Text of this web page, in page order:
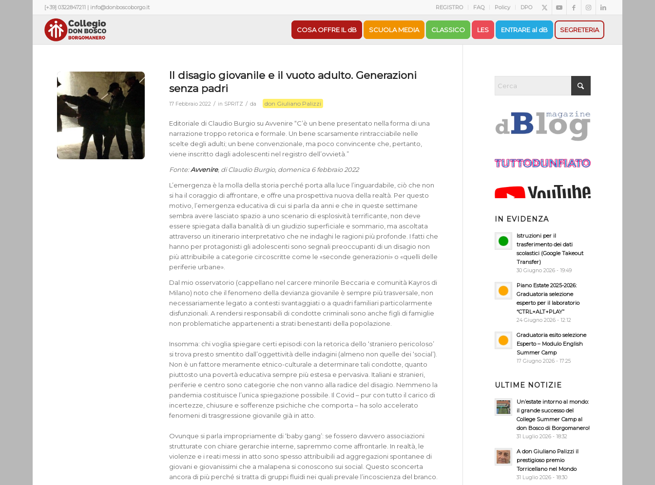
REGISTRO FAQ Policy DPO
[+39] 0322847211 | info@donboscoborgo.it
COSA OFFRE IL dB SCUOLA MEDIA CLASSICO LES ENTRARE al dB SEGRETERIA
Il disagio giovanile e il vuoto adulto. Generazioni
senza padri
17 Febbraio 2022 / in SPRITZ / da don Giuliano Palizzi
Editoriale di Claudio Burgio su Avvenire “C’è un bene presentato nella forma di una
narrazione troppo retorica e formale. Un bene scarsamente rintracciabile nelle
scelte degli adulti; un bene convenzionale, ma poco convincente che, pertanto,
viene inscritto dagli adolescenti nel registro dell’ovvietà.”
Fonte:Avvenire, di Claudio Burgio, domenica 6 febbraio 2022
L’emergenza è la molla della storia perché porta alla luce l’inguardabile, ciò che non
si ha il coraggio di affrontare, e offre una prospettiva nuova della realtà. Per questo
motivo, l’emergenza educativa di cui si parla da anni e che in queste settimane
sembra avere lasciato spazio a uno scenario di esplosività terrificante, non deve
essere spiegata dalla banalità di un giudizio superficiale e sommario, ma ascoltata
attraverso un itinerario interpretativo che ne indaghi le ragioni più profonde. I fatti che
hanno per protagonisti gli adolescenti sono segnali preoccupanti di un disagio non
più attribuibile a categorie circoscritte come le «seconde generazioni» o «quelli delle
periferie urbane».
Dal mio osservatorio (cappellano nel carcere minorile Beccaria e comunità Kayros di
Milano) noto che il fenomeno della devianza giovanile è sempre più trasversale, non
necessariamente legato a contesti svantaggiati o a quadri familiari particolarmente
disfunzionali. A rendersi responsabili di condotte criminali sono anche figli di famiglie
non problematiche appartenenti a strati benestanti della popolazione.
Insomma: chi voglia spiegare certi episodi con la retorica dello ‘straniero pericoloso’
si trova presto smentito dall’oggettività delle indagini (almeno non quelle dei ‘social’).
Non è un fattore meramente etnico-culturale a determinare tali condotte, quanto
piuttosto una povertà educativa sempre più estesa e pervasiva. Italiani e stranieri,
periferie e centro sono categorie che non vanno alla radice del disagio. Nemmeno la
pandemia costituisce l’unica spiegazione possibile. Il Covid – pur con tutto il carico di
incertezze, chiusure e sofferenze psichiche che comporta – ha solo accelerato
fenomeni di trasgressione giovanile già in atto.
Ovunque si parla impropriamente di ‘baby gang’: se fossero davvero associazioni
strutturate con chiare gerarchie interne, sapremmo come affrontarle. In realtà, le
violenze e i reati messi in atto sono spesso attribuibili ad aggregazioni spontanee di
giovani e giovanissimi che a malapena si conoscono sui social. Questo sconcerta
ancora di più perché si tratta di gruppi fluidi nei quali prevale l’incoscienza del branco.
IN EVIDENZA
Istruzioni per il
trasferimento dei dati
scolastici (Google Takeout
Transfer)
30 Giugno 2026 - 19:49
Piano Estate 2025-2026:
Graduatoria selezione
esperto per il laboratorio
“CTRL+ALT+PLAY”
24 Giugno 2026 - 12:12
Graduatoria esito selezione
Esperto – Modulo English
Summer Camp
17 Giugno 2026 - 17:25
ULTIME NOTIZIE
Un’estate intorno al mondo:
il grande successo del
College Summer Camp al
don Bosco di Borgomanero!
31 Luglio 2026 - 18:32
A don Giuliano Palizzi il
prestigioso premio
Torricellano nel Mondo
31 Luglio 2026 - 18:30